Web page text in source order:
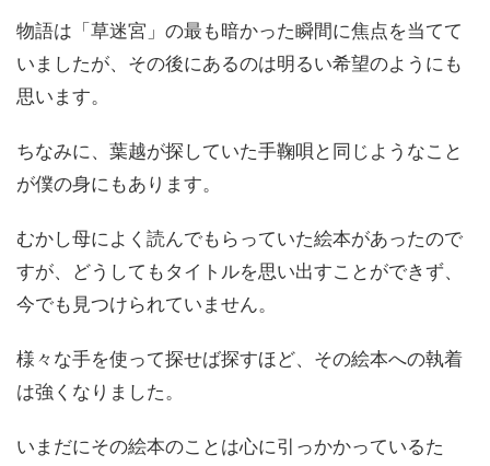
物語は「草迷宮」の最も暗かった瞬間に焦点を当てて
いましたが、その後にあるのは明るい希望のようにも
思います。
ちなみに、葉越が探していた手鞠唄と同じようなこと
が僕の身にもあります。
むかし母によく読んでもらっていた絵本があったので
すが、どうしてもタイトルを思い出すことができず、
今でも見つけられていません。
様々な手を使って探せば探すほど、その絵本への執着
は強くなりました。
いまだにその絵本のことは心に引っかかっているた